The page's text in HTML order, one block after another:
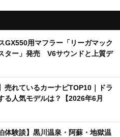
GX550用マフラー「リーガマック
ター」発売 V6サウンドと上質デ
売れているカーナビTOP10｜ドラ
る人気モデルは？【2026年6月
体験談】黒川温泉・阿蘇・地獄温